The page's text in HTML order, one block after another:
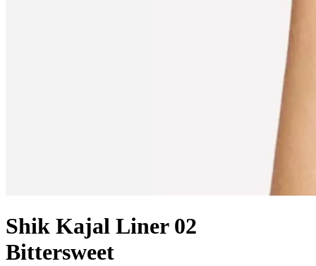
Shik Kajal Liner 02
Bittersweet